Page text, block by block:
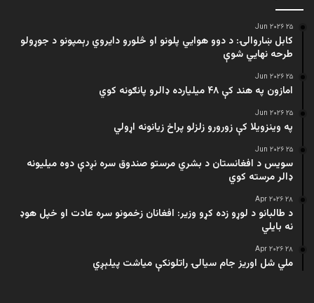
۲۵ Jun ۲۰۲۶
کابل ښاروالۍ: د دوو هوايي پلونو او څلورو دایروي رېمپونو د جوړولو
طرحه نهایي شوې
۲۵ Jun ۲۰۲۶
امازون په هند کې ۴۸ میلیارده ډالرو پانګونه کوي
۲۵ Jun ۲۰۲۶
په وینزویلا کې زورورو زلزلو پراخ زیانونه اړولي
۲۵ Jun ۲۰۲۶
سویس د افغانستان د بشري مرستو صندوق سره نږدې دوه میلیونه
ډالر مرسته کوي
۲۸ Apr ۲۰۲۶
د طالبانو د لوړو زده کړو وزیر: افغانان زخمونو سره عادت او خپل هوډ
نه بایلي
۲۸ Apr ۲۰۲۶
ملي شل اوریز جام سیالۍ راتلونکې میاشت پیلېږي